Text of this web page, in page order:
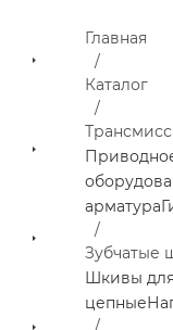
Главная
Каталог
арматура
Зубчатые
Шкивы
цепные